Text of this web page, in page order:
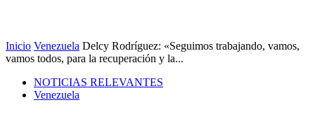
Inicio Venezuela Delcy Rodríguez: «Seguimos trabajando, vamos,
vamos todos, para la recuperación y la...
NOTICIAS RELEVANTES
Venezuela